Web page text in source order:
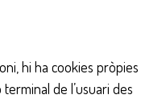
hi ha cookies pròpies
de l’usuari des